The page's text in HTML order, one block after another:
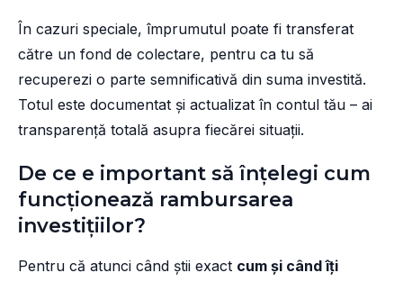
În cazuri speciale, împrumutul poate fi transferat
către un fond de colectare, pentru ca tu să
recuperezi o parte semnificativă din suma investită.
Totul este documentat și actualizat în contul tău – ai
transparență totală asupra fiecărei situații.
De ce e important să înțelegi cum
funcționează rambursarea
investițiilor?
Pentru că atunci când știi exact cum și când îți